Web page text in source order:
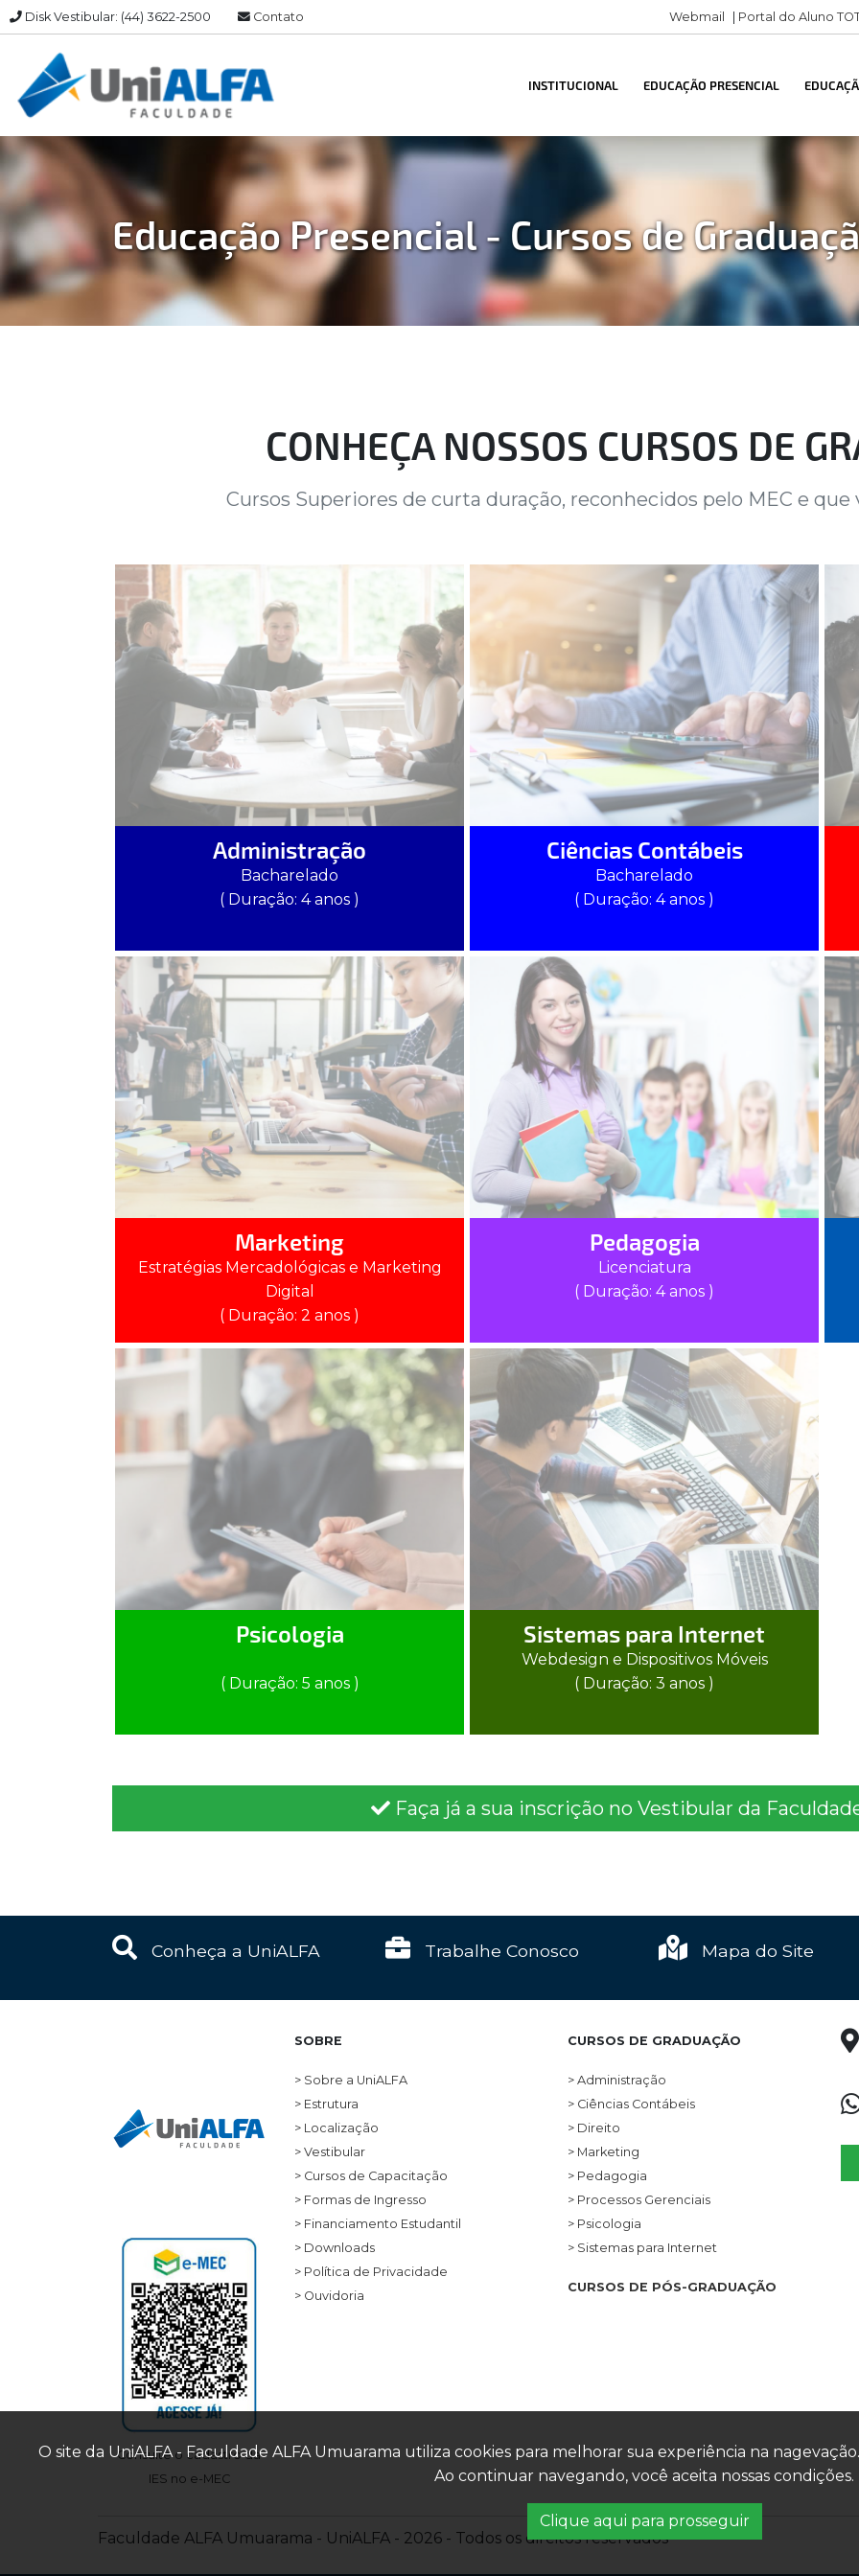
Disk Vestibular: (44) 3622-2500 Contato Webmail Portal do Aluno
INSTITUCIONAL EDUCAÇÃO PRESENCIAL
Educação Presencial - Cursos de
CONHEÇA NOSSOS CURSOS DE
Cursos Superiores de curta duração, reconhecidos pelo MEC e que
Administração
Bacharelado
( Duração: 4 anos )
Ciências Contábeis
Bacharelado
( Duração: 4 anos )
Marketing
Estratégias Mercadológicas e Marketing
Digital
( Duração: 2 anos )
Pedagogia
Licenciatura
( Duração: 4 anos )
Psicologia
( Duração: 5 anos )
Sistemas para Internet
Webdesign e Dispositivos Móveis
( Duração: 3 anos )
Faça já a sua inscrição no Vestibular da
Conheça a UniALFA Trabalhe Conosco Mapa do Site
Consulte o cadastro da
IES no e-MEC
SOBRE
> Sobre a UniALFA
> Estrutura
> Localização
> Vestibular
> Cursos de Capacitação
> Formas de Ingresso
> Financiamento Estudantil
> Downloads
> Política de Privacidade
> Ouvidoria
CURSOS DE GRADUAÇÃO
> Administração
> Ciências Contábeis
> Direito
> Marketing
> Pedagogia
> Processos Gerenciais
> Psicologia
> Sistemas para Internet
CURSOS DE PÓS-GRADUAÇÃO
Faculdade ALFA Umuarama - UniALFA - 2026 - Todos os direitos reservados
O site da UniALFA - Faculdade ALFA Umuarama utiliza cookies para melhorar sua experiência na
Ao continuar navegando, você aceita nossas condições.
Clique aqui para prosseguir